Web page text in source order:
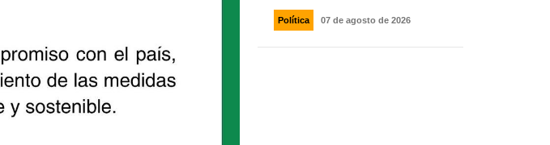
Política 07 de agosto de 2026